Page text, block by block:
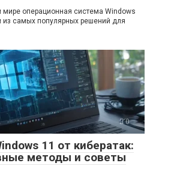
операционная система Windows
из самых популярных решений для
0
11 от кибератак:
методы и советы